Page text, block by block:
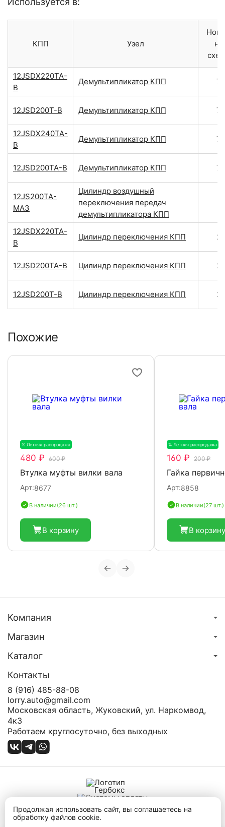
КПП Узел
на
12JSDX220TA-
B
Демультипликатор КПП 7
12JSD200T-B Демультипликатор КПП 7
12JSDX240TA-
B
Демультипликатор КПП 7
12JSD200TA-B Демультипликатор КПП 7
12JS200TA-
МАЗ
Цилиндр воздушный
переключения передач
демультипликатора КПП
12JSDX220TA-
B
Цилиндр переключения КПП 2
12JSD200TA-B Цилиндр переключения КПП 2
12JSD200T-B Цилиндр переключения КПП 2
Похожие
% Летняя распродажа
480 ₽ 600 ₽
Втулка муфты вилки вала
Арт:8677
В наличии(26 шт.)
В корзину
% Летняя распродажа
160 ₽ 200 ₽
Гайка
Арт:8858
В наличии(27 шт.)
В корзину
Компания
Магазин
Каталог
Контакты
8 (916) 485-88-08
lorry.auto@gmail.com
Московская область, Жуковский, ул. Наркомвод,
4к3
Работаем круглосуточно, без выходных
Карта сайта
Политика конфиденциальности
Публичная оферта
Продолжая использовать сайт, вы соглашаетесь на
обработку файлов cookie.